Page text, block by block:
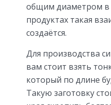
общим диаметром в
продуктах такая
создаётся.
Для производства
вам стоит взять
который по длине
Такую заготовку